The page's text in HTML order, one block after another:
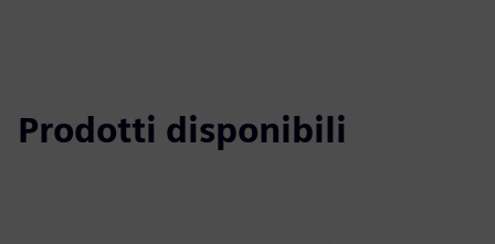
Prodotti disponibili